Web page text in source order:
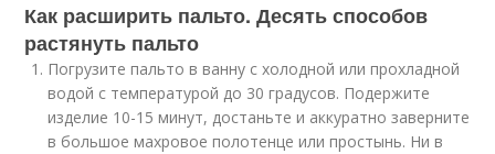
Как расширить пальто. Десять способов
растянуть пальто
Погрузите пальто в ванну с холодной или прохладной
водой с температурой до 30 градусов. Подержите
изделие 10-15 минут, достаньте и аккуратно заверните
в большое махровое полотенце или простынь. Ни в